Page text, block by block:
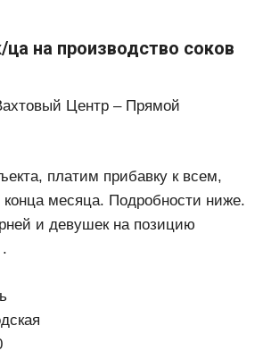
на производство соков
Центр – Прямой
платим прибавку к всем,
конца месяца. Подробности ниже.
и девушек на позицию